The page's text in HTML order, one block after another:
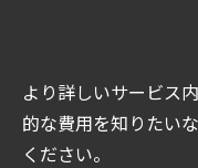
より詳しいサービス
的な費用を知りたい
ください。